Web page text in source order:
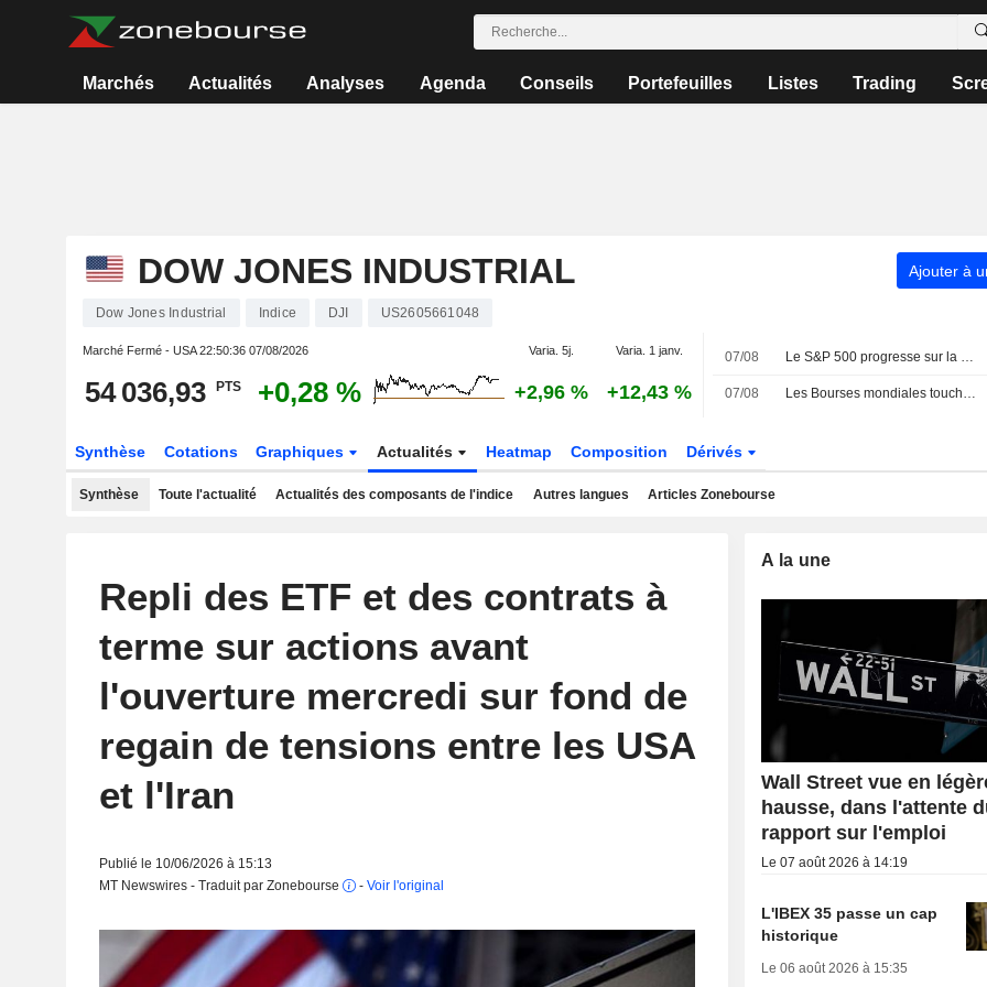
Marchés Actualités Analyses Agenda Conseils Portefeuilles Listes Trading
DOW JONES INDUSTRIAL Ajouter à
Dow Jones Industrial Indice DJI US2605661048
Marché Fermé - USA22:50:36 07/08/2026 Varia. 5j. Varia. 1 janv.
54 036,93 PTS +0,28 % +2,96 % +12,43 %
07/08 Le S&P 500 progresse sur la semaine, porté par l'envolée des géants de la technologie
07/08 Les Bourses mondiales touchent des sommets après l'emploi américain
Synthèse Cotations Graphiques Actualités Heatmap Composition Dérivés
Synthèse Toute l'actualité Actualités des composants de l'indice Autres langues Articles Zonebourse
Repli des ETF et des contrats à
terme sur actions avant
l'ouverture mercredi sur fond de
regain de tensions entre les USA
et l'Iran
Publié le 10/06/2026 à 15:13
MT Newswires - Traduit par Zonebourse
- Voir l'original
A la une
Wall Street vue en
hausse, dans l'attente
rapport sur l'emploi
Le 07 août 2026 à 14:19
L'IBEX 35 passe un cap
historique
Le 06 août 2026 à 15:35